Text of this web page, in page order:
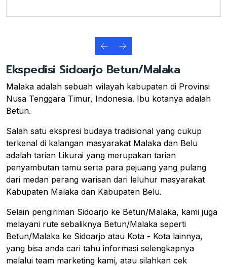
Ekspedisi Sidoarjo Betun/Malaka
Malaka adalah sebuah wilayah kabupaten di Provinsi
Nusa Tenggara Timur, Indonesia. Ibu kotanya adalah
Betun.
Salah satu ekspresi budaya tradisional yang cukup
terkenal di kalangan masyarakat Malaka dan Belu
adalah tarian Likurai yang merupakan tarian
penyambutan tamu serta para pejuang yang pulang
dari medan perang warisan dari leluhur masyarakat
Kabupaten Malaka dan Kabupaten Belu.
Selain pengiriman Sidoarjo ke Betun/Malaka, kami juga
melayani rute sebaliknya Betun/Malaka seperti
Betun/Malaka ke Sidoarjo atau Kota - Kota lainnya,
yang bisa anda cari tahu informasi selengkapnya
melalui team marketing kami, atau silahkan cek